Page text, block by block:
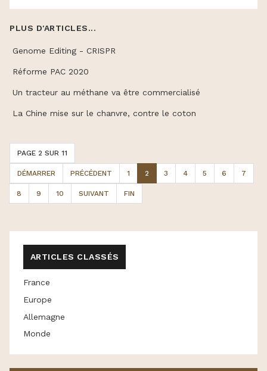
PLUS D'ARTICLES...
Genome Editing - CRISPR
Réforme PAC 2020
Un tracteur au méthane va être commercialisé
La Chine mise sur le chanvre, contre le coton
PAGE 2 SUR 11
DÉMARRER PRÉCÉDENT 1 2 3 4 5 6 7
8 9 10 SUIVANT FIN
ARTICLES CLASSÉS
France
Europe
Allemagne
Monde